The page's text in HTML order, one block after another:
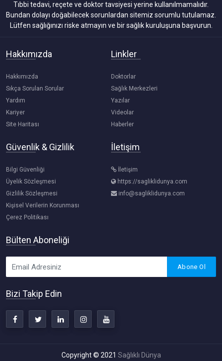
Tıbbi tedavi, reçete ve doktor tavsiyesi yerine kullanılmamalıdır.
Bundan dolayı doğabilecek sorunlardan sitemiz sorumlu tutulamaz.
Lütfen sağlığınızı riske atmayın ve bir sağlık kuruluşuna başvurun.
Hakkımızda
Hakkımızda
Sıkça Sorulan Sorular
Yardım
Kariyer
Site Haritası
Linkler
Doktorlar
Sağlık Merkezleri
Yazılar
Videolar
Haberler
Güvenlik & Gizlilik
Bilgi Güvenliği
Üyelik Sözleşmesi
Gizlilik Sözleşmesi
Kişisel Verilerin Korunması
Çerez Politikası
İletişim
İletişim
https://sagliklidunya.com
info@sagliklidunya.com
Bülten Aboneliği
Abone Ol
Bizi Takip Edin
Copyright © 2021 Sağlıklı Dünya